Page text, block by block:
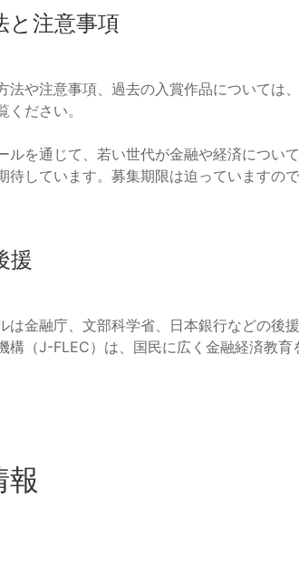
と注意事項
法や注意事項、過去の入賞作品については
ください。
ルを通じて、若い世代が金融や経済につい
待しています。募集期限は迫っていますの
援
は金融庁、文部科学省、日本銀行などの後
構（J-FLEC）は、国民に広く金融経済教育
報